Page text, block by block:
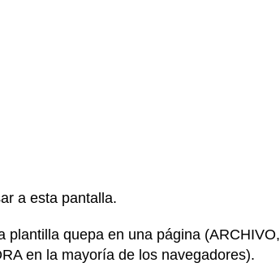
a esta pantalla.
plantilla quepa en una página (ARCHIVO,
en la mayoría de los navegadores).